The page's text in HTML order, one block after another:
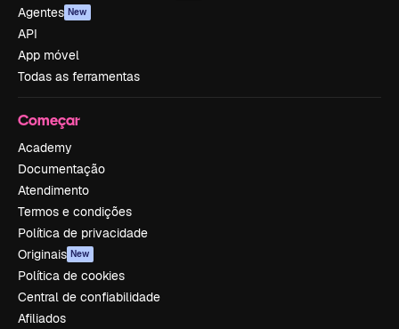
Agentes New
API
App móvel
Todas as ferramentas
Começar
Academy
Documentação
Atendimento
Termos e condições
Política de privacidade
Originais New
Política de cookies
Central de confiabilidade
Afiliados